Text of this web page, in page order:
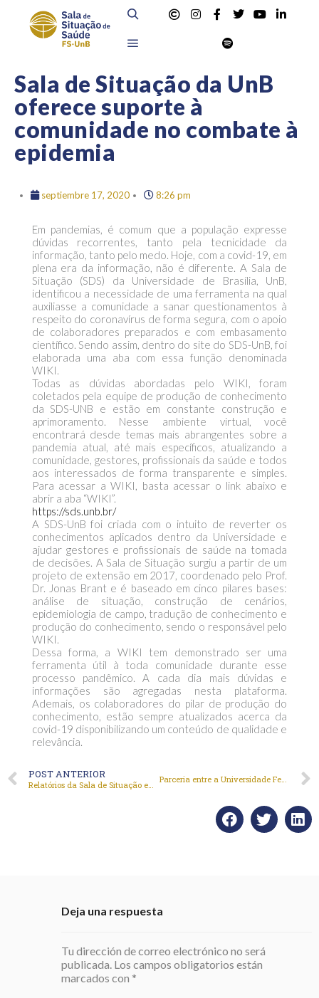
Sala de Situação da UnB
oferece suporte à
comunidade no combate à
epidemia
septiembre 17, 2020 8:26 pm
Em pandemias, é comum que a população expresse
dúvidas recorrentes, tanto pela tecnicidade da
informação, tanto pelo medo. Hoje, com a covid-19, em
plena era da informação, não é diferente. A Sala de
Situação (SDS) da Universidade de Brasília, UnB,
identificou a necessidade de uma ferramenta na qual
auxiliasse a comunidade a sanar questionamentos à
respeito do coronavírus de forma segura, com o apoio
de colaboradores preparados e com embasamento
científico. Sendo assim, dentro do site do SDS-UnB, foi
elaborada uma aba com essa função denominada
WIKI.
Todas as dúvidas abordadas pelo WIKI, foram
coletados pela equipe de produção de conhecimento
da SDS-UNB e estão em constante construção e
aprimoramento. Nesse ambiente virtual, você
encontrará desde temas mais abrangentes sobre a
pandemia atual, até mais específicos, atualizando a
comunidade, gestores, profissionais da saúde e todos
aos interessados de forma transparente e simples.
Para acessar a WIKI, basta acessar o link abaixo e
abrir a aba “WIKI”.
https://sds.unb.br/
A SDS-UnB foi criada com o intuito de reverter os
conhecimentos aplicados dentro da Universidade e
ajudar gestores e profissionais de saúde na tomada
de decisões. A Sala de Situação surgiu a partir de um
projeto de extensão em 2017, coordenado pelo Prof.
Dr. Jonas Brant e é baseado em cinco pilares bases:
análise de situação, construção de cenários,
epidemiologia de campo, tradução de conhecimento e
produção do conhecimento, sendo o responsável pelo
WIKI.
Dessa forma, a WIKI tem demonstrado ser uma
ferramenta útil à toda comunidade durante esse
processo pandêmico. A cada dia mais dúvidas e
informações são agregadas nesta plataforma.
Ademais, os colaboradores do pilar de produção do
conhecimento, estão sempre atualizados acerca da
covid-19 disponibilizando um conteúdo de qualidade e
relevância.
POST ANTERIOR Parceria entre a Universidade Federal do Tocantins (UFT) e a Universidade de Brasília (UnB) fortalece Rede de Saúde nos estados de Tocantins, Pará e Maranhão
Deja una respuesta
Tu dirección de correo electrónico no será
publicada. Los campos obligatorios están
marcados con *